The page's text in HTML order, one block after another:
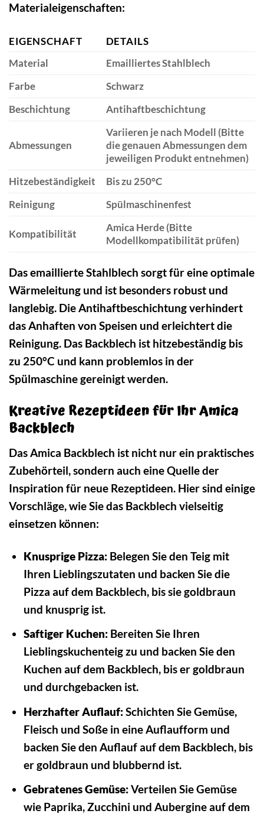
Materialeigenschaften:
EIGENSCHAFT
DETAILS
Material
Emailliertes Stahlblech
Farbe
Schwarz
Beschichtung
Antihaftbeschichtung
Abmessungen
Variieren je nach Modell (Bitte
die genauen Abmessungen dem
jeweiligen Produkt entnehmen)
Hitzebeständigkeit
Bis zu 250°C
Reinigung
Spülmaschinenfest
Kompatibilität
Amica Herde (Bitte
Modellkompatibilität prüfen)
Das emaillierte Stahlblech sorgt für eine optimale
Wärmeleitung und ist besonders robust und
langlebig. Die Antihaftbeschichtung verhindert
das Anhaften von Speisen und erleichtert die
Reinigung. Das Backblech ist hitzebeständig bis
zu 250°C und kann problemlos in der
Spülmaschine gereinigt werden.
Kreative Rezeptideen für Ihr Amica
Backblech
Das Amica Backblech ist nicht nur ein praktisches
Zubehörteil, sondern auch eine Quelle der
Inspiration für neue Rezeptideen. Hier sind einige
Vorschläge, wie Sie das Backblech vielseitig
einsetzen können:
Knusprige Pizza:Belegen Sie den Teig mit
Ihren Lieblingszutaten und backen Sie die
Pizza auf dem Backblech, bis sie goldbraun
und knusprig ist.
Saftiger Kuchen:Bereiten Sie Ihren
Lieblingskuchenteig zu und backen Sie den
Kuchen auf dem Backblech, bis er goldbraun
und durchgebacken ist.
Herzhafter Auflauf:Schichten Sie Gemüse,
Fleisch und Soße in eine Auflaufform und
backen Sie den Auflauf auf dem Backblech, bis
er goldbraun und blubbernd ist.
Gebratenes Gemüse:Verteilen Sie Gemüse
wie Paprika, Zucchini und Aubergine auf dem